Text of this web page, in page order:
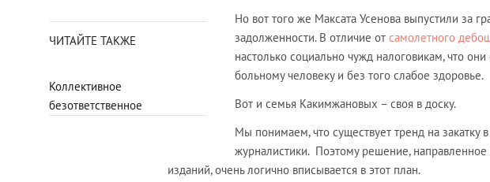
ЧИТАЙТЕ ТАКЖЕ
Коллективное
безответственное
Но вот того же Максата Усенова выпустили за
задолженности. В отличие от самолетного
настолько социально чужд налоговикам, что
больному человеку и без того слабое здоровье.
Вот и семья Какимжановых – своя в доску.
Мы понимаем, что существует тренд на закатку
журналистики. Поэтому решение,
изданий, очень логично вписывается в этот план.